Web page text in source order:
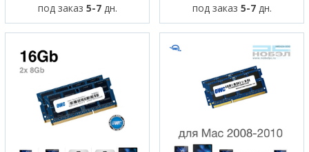
под заказ 5-7дн. под заказ 5-7дн.